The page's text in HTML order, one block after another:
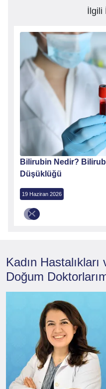
İlgili
Bilirubin Nedir?
Düşüklüğü
19 Haziran 2026
Kadın Hastalıkları
Doğum